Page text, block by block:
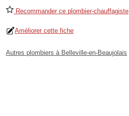
Recommander ce plombier-chauffagiste
Améliorer cette fiche
Autres plombiers à Belleville-en-Beaujolais